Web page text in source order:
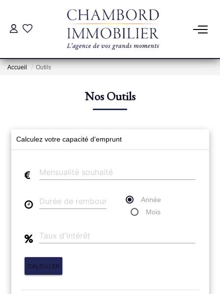
ACHAT
ESTIMATION
Estimation Par Un Professionnel
NOS AGENCES
Accueil Outils
Nos Outils
Calculez votre capacité d'emprunt
Année
Mois
CALCULER